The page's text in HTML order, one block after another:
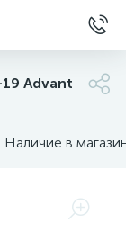
Advant
Наличие в